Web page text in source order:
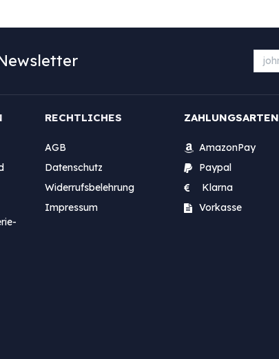
RECHTLICHES
AGB
Datenschutz
Widerrufsbelehrung
Impressum
ZAHLUNGSARTEN
AmazonPay
Paypal
Klarna
Vorkasse